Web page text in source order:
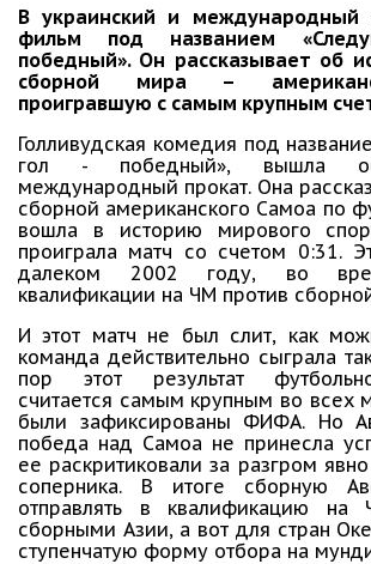
В украинский и международный
фильм под названием
победный». Он рассказывает об
сборной мира –
проигравшую с самым крупным
Голливудская комедия под
гол - победный», вышла
международный прокат. Она
сборной американского Самоа по
вошла в историю мирового
проиграла матч со счетом 0:31.
далеком 2002 году, во
квалификации на ЧМ против
И этот матч не был слит, как
команда действительно сыграла
пор этот результат
считается самым крупным во всех
были зафиксированы ФИФА. Но
победа над Самоа не принесла
ее раскритиковали за разгром
соперника. В итоге сборную
отправлять в квалификацию
сборными Азии, а вот для стран
ступенчатую форму отбора на